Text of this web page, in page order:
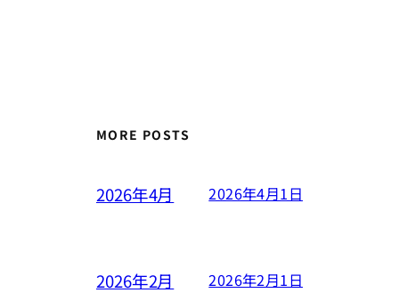
MORE POSTS
2026年4月 2026年4月1日
2026年2月 2026年2月1日